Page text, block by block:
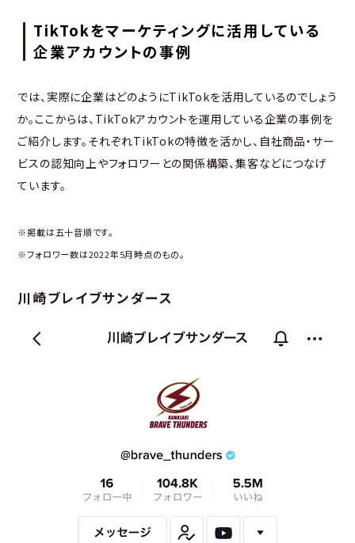
TikTokをマーケティングに活用している
企業アカウントの事例
では、実際に企業はどのようにTikTokを活用しているのでしょう
か。ここからは、TikTokアカウントを運用している企業の事例を
ご紹介します。それぞれTikTokの特徴を活かし、自社商品・サー
ビスの認知向上やフォロワーとの関係構築、集客などにつなげ
ています。
※掲載は五十音順です。
※フォロワー数は2022年5月時点のもの。
川崎ブレイブサンダース